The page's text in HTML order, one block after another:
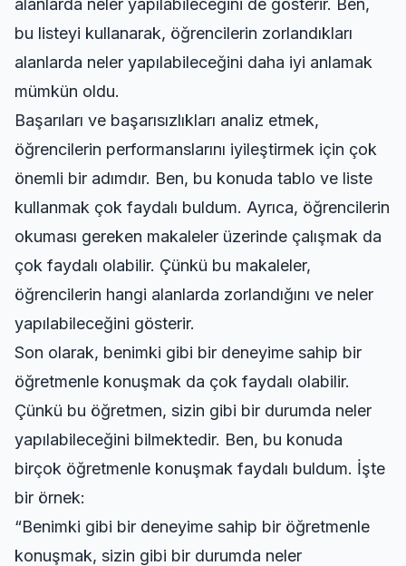
alanlarda neler yapılabileceğini de gösterir. Ben,
bu listeyi kullanarak, öğrencilerin zorlandıkları
alanlarda neler yapılabileceğini daha iyi anlamak
mümkün oldu.
Başarıları ve başarısızlıkları analiz etmek,
öğrencilerin performanslarını iyileştirmek için çok
önemli bir adımdır. Ben, bu konuda tablo ve liste
kullanmak çok faydalı buldum. Ayrıca, öğrencilerin
okuması gereken makaleler üzerinde çalışmak da
çok faydalı olabilir. Çünkü bu makaleler,
öğrencilerin hangi alanlarda zorlandığını ve neler
yapılabileceğini gösterir.
Son olarak, benimki gibi bir deneyime sahip bir
öğretmenle konuşmak da çok faydalı olabilir.
Çünkü bu öğretmen, sizin gibi bir durumda neler
yapılabileceğini bilmektedir. Ben, bu konuda
birçok öğretmenle konuşmak faydalı buldum. İşte
bir örnek:
“Benimki gibi bir deneyime sahip bir öğretmenle
konuşmak, sizin gibi bir durumda neler